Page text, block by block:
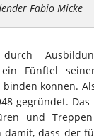
Fabio Micke
ein Fünftel
können.
gegründet.
und
dass der